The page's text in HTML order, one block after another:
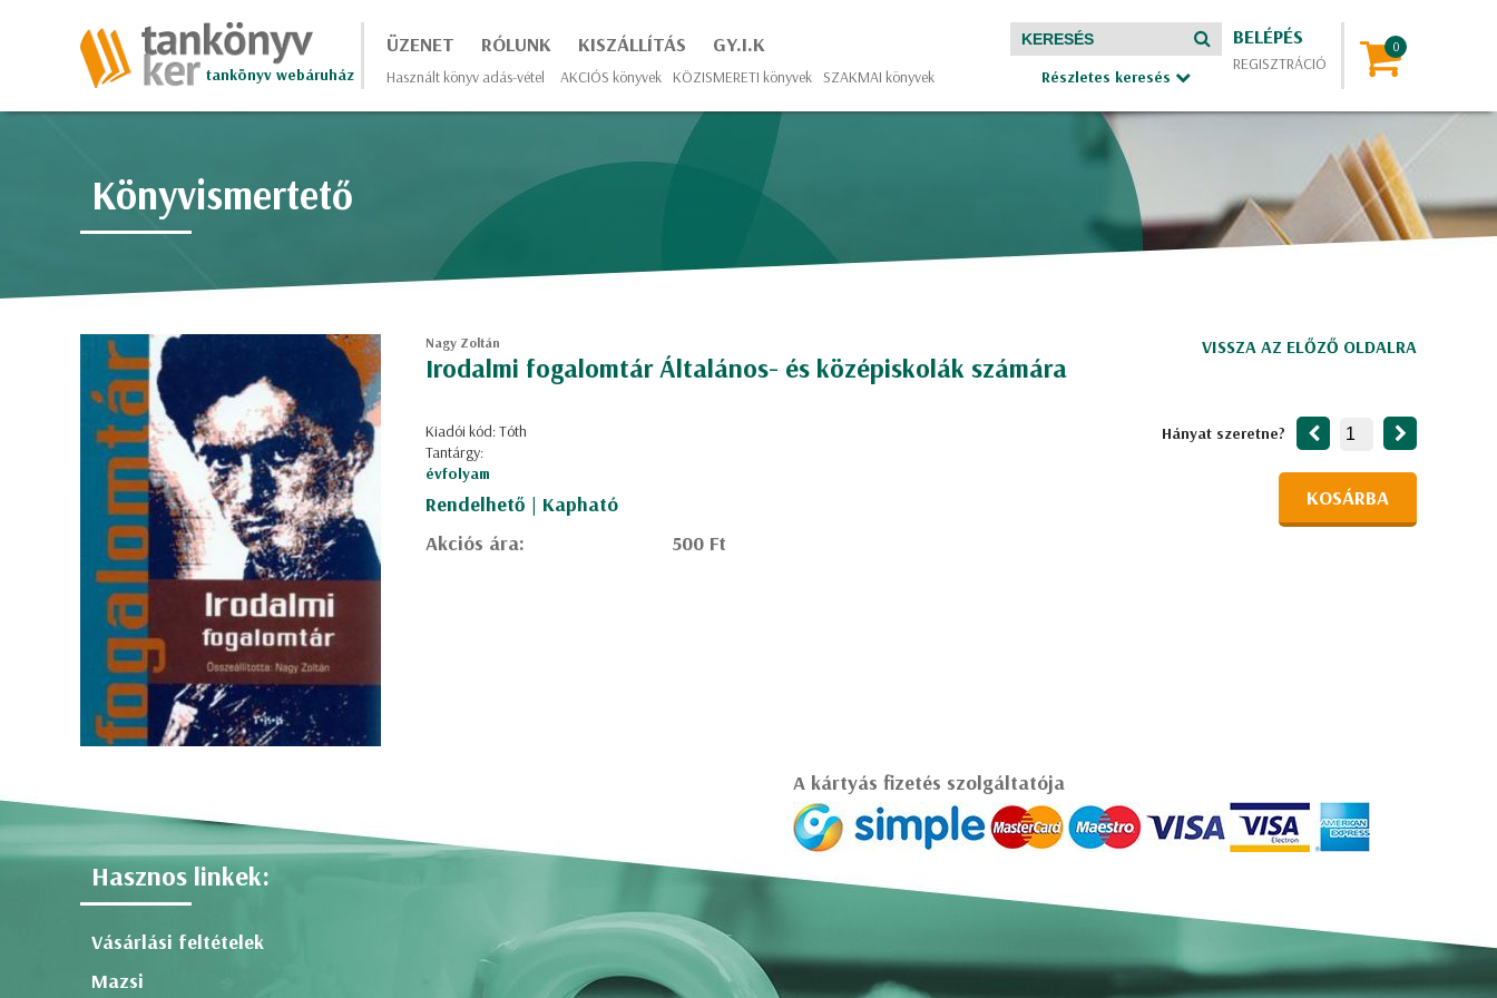
tankönyv webáruház
ÜZENET RÓLUNK KISZÁLLÍTÁS GY.I.K
Használt könyv adás-vétel AKCIÓS könyvek KÖZISMERETI könyvek SZAKMAI könyvek Részletes keresés
BELÉPÉS
REGISZTRÁCIÓ
Könyvismertető
Nagy Zoltán
Irodalmi ​fogalomtár Általános- és középiskolák számára
Kiadói kód: Tóth
Tantárgy:
évfolyam
Rendelhető | Kapható
Akciós ára:
500 Ft
VISSZA AZ ELŐZŐ OLDALRA
Hányat szeretne?
KOSÁRBA
A kártyás fizetés szolgáltatója
Hasznos linkek:
Vásárlási feltételek
Mazsi